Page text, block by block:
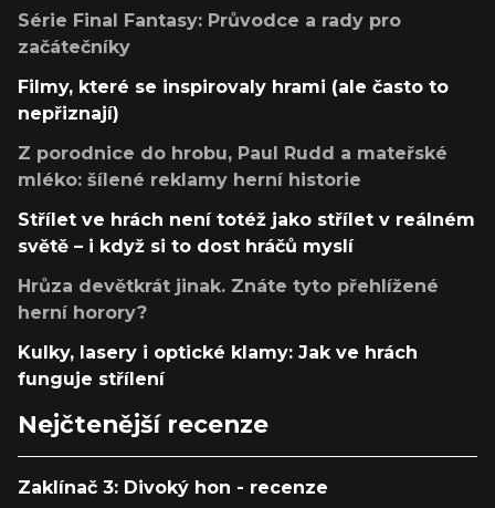
Série Final Fantasy: Průvodce a rady pro
začátečníky
Filmy, které se inspirovaly hrami (ale často to
nepřiznají)
Z porodnice do hrobu, Paul Rudd a mateřské
mléko: šílené reklamy herní historie
Střílet ve hrách není totéž jako střílet v reálném
světě – i když si to dost hráčů myslí
Hrůza devětkrát jinak. Znáte tyto přehlížené
herní horory?
Kulky, lasery i optické klamy: Jak ve hrách
funguje střílení
Nejčtenější recenze
Zaklínač 3: Divoký hon - recenze